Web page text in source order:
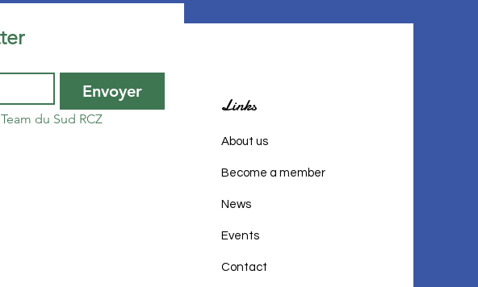
Links
About us
Become a member
News
Events
Contact
Inscrivez vous à notre newsletter
Envoyer
du Sud RCZ